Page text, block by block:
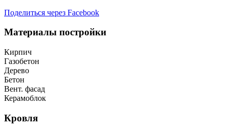
Поделиться через Facebook
Материалы постройки
Кирпич
Газобетон
Дерево
Бетон
Вент. фасад
Керамоблок
Кровля